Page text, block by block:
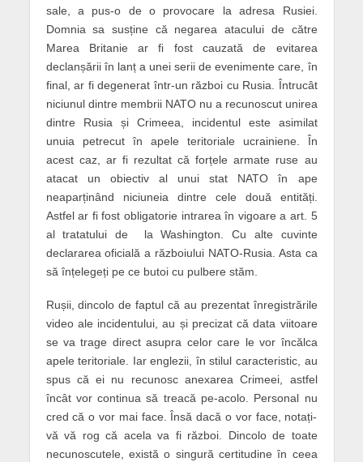
sale, a pus-o de o provocare la adresa Rusiei.
Domnia sa susține că negarea atacului de către
Marea Britanie ar fi fost cauzată de evitarea
declanșării în lanț a unei serii de evenimente care, în
final, ar fi degenerat într-un război cu Rusia. Întrucât
niciunul dintre membrii NATO nu a recunoscut unirea
dintre Rusia și Crimeea, incidentul este asimilat
unuia petrecut în apele teritoriale ucrainiene. În
acest caz, ar fi rezultat că forțele armate ruse au
atacat un obiectiv al unui stat NATO în ape
neaparținând niciuneia dintre cele două entități.
Astfel ar fi fost obligatorie intrarea în vigoare a art. 5
al tratatului de la Washington. Cu alte cuvinte
declararea oficială a războiului NATO-Rusia. Asta ca
să înțelegeți pe ce butoi cu pulbere stăm.
Rușii, dincolo de faptul că au prezentat înregistrările
video ale incidentului, au și precizat că data viitoare
se va trage direct asupra celor care le vor încălca
apele teritoriale. Iar englezii, în stilul caracteristic, au
spus că ei nu recunosc anexarea Crimeei, astfel
încât vor continua să treacă pe-acolo. Personal nu
cred că o vor mai face. Însă dacă o vor face, notați-
vă vă rog că acela va fi război. Dincolo de toate
necunoscutele, există o singură certitudine în ceea